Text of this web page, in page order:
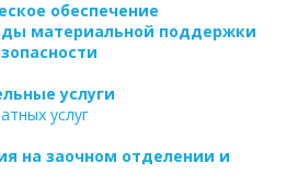
обеспечение
материальной поддержки
услуги
услуг
на заочном отделении и